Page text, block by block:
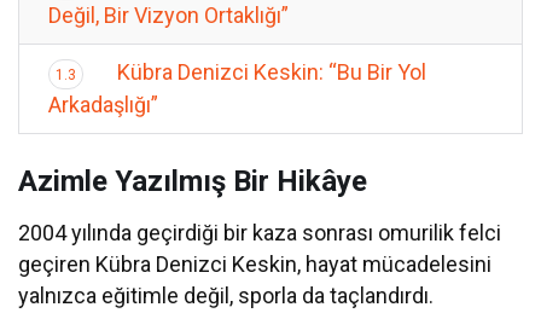
Değil, Bir Vizyon Ortaklığı”
1.3
Kübra Denizci Keskin: “Bu Bir Yol
Arkadaşlığı”
Azimle Yazılmış Bir Hikâye
2004 yılında geçirdiği bir kaza sonrası omurilik felci
geçiren Kübra Denizci Keskin, hayat mücadelesini
yalnızca eğitimle değil, sporla da taçlandırdı.